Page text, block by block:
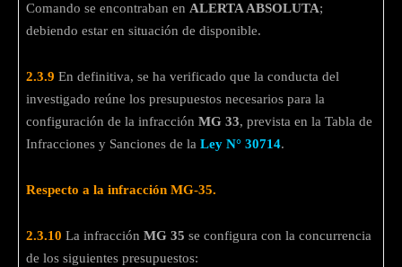
Comando se encontraban en ALERTA ABSOLUTA;
debiendo estar en situación de disponible.
2.3.9 En definitiva, se ha verificado que la conducta del
investigado reúne los presupuestos necesarios para la
configuración de la infracción MG 33, prevista en la Tabla de
Infracciones y Sanciones de la Ley N° 30714.
Respecto a la infracción MG-35.
2.3.10 La infracción MG 35 se configura con la concurrencia
de los siguientes presupuestos: